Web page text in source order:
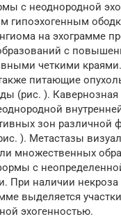
с неоднородной
гипоэхогенным
на эхограмме
с
четкими
питающие
(рис. ).
зон различной
). Метастазы
множественных
с
При наличии некроза
выделяется
эхогенностью.